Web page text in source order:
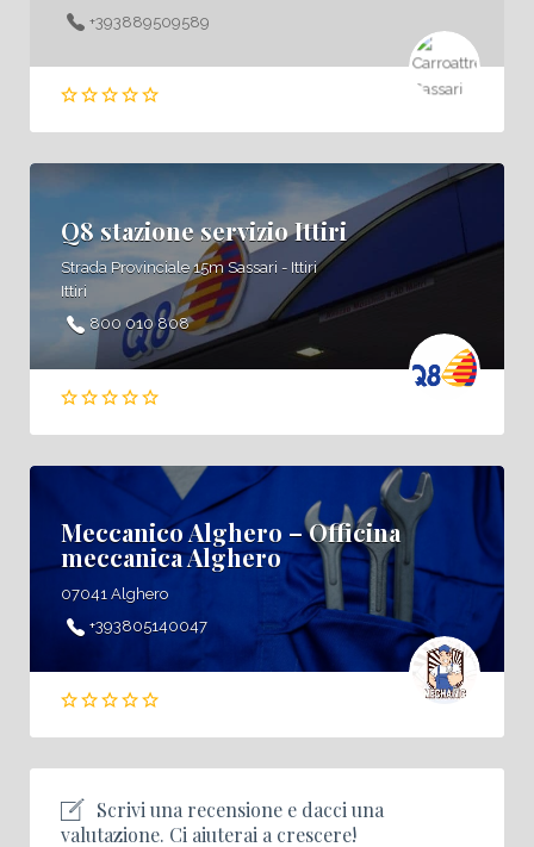
+393889509589
Q8 stazione servizio Ittiri
Strada Provinciale 15m Sassari - Ittiri
Ittiri
800 010 808
Meccanico Alghero – Officina
meccanica Alghero
07041 Alghero
+393805140047
Scrivi una recensione e dacci una
valutazione. Ci aiuterai a crescere!